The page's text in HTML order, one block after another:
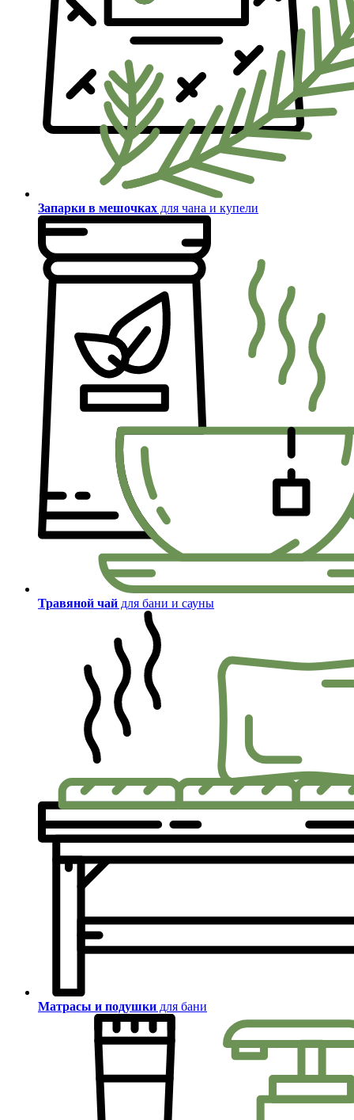
Запарки в мешочках для чана и купели
Травяной чай для бани и сауны
Матрасы и подушки для бани